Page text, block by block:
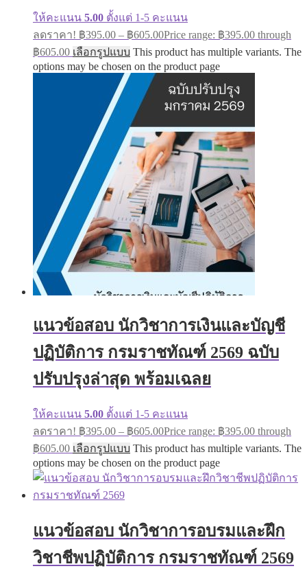
ให้คะแนน 5.00 ตั้งแต่ 1-5 คะแนน
ลดราคา! ฿395.00 – ฿605.00Price range: ฿395.00 through
฿605.00 เลือกรูปแบบ This product has multiple variants. The
options may be chosen on the product page
แนวข้อสอบ นักวิชาการเงินและบัญชี
ปฏิบัติการ กรมราชทัณฑ์ 2569 ฉบับ
ปรับปรุงล่าสุด พร้อมเฉลย
ให้คะแนน 5.00 ตั้งแต่ 1-5 คะแนน
ลดราคา! ฿395.00 – ฿605.00Price range: ฿395.00 through
฿605.00 เลือกรูปแบบ This product has multiple variants. The
options may be chosen on the product page
แนวข้อสอบ นักวิชาการอบรมและฝึก
วิชาชีพปฏิบัติการ กรมราชทัณฑ์ 2569